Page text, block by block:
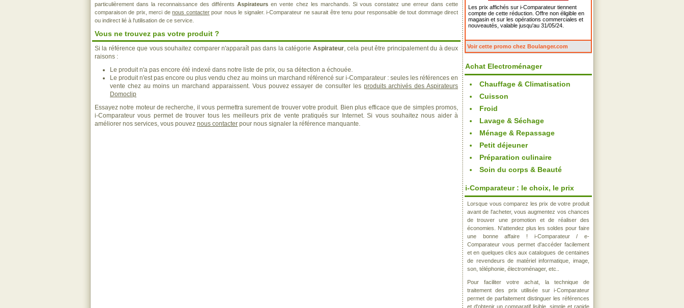
particulièrement dans la reconnaissance des différentsAspirateurs en vente chez les marchands. Si vous constatez une erreur dans cette
comparaison de prix, merci denous contacterpour nous le signaler. i-Comparateur ne saurait être tenu pour responsable de tout dommage direct
ou indirect lié à l'utilisation de ce service.
Vous ne trouvez pas votre produit ?
Si la référence que vous souhaitez comparer n'apparaît pas dans la catégorie Aspirateur, cela peut être principalement du à deux
raisons :
Le produit n'a pas encore été indexé dans notre liste de prix, ou sa détection a échouée.
Le produit n'est pas encore ou plus vendu chez au moins un marchand référencé sur i-Comparateur : seules les références en
vente chez au moins un marchand apparaissent. Vous pouvez essayer de consulter les produits archivés des Aspirateurs
Domoclip
Essayez notre moteur de recherche, il vous permettra surement de trouver votre produit. Bien plus efficace que de simples promos,
i-Comparateur vous permet de trouver tous les meilleurs prix de vente pratiqués sur Internet. Si vous souhaitez nous aider à
améliorer nos services, vous pouvez nous contacter pour nous signaler la référence manquante.
Les prix affichés sur i-Comparateur tiennent
compte de cette réduction. Offre non éligible en
magasin et sur les opérations commerciales et
nouveautés, valable jusqu'au 31/05/24.
Voir cette promo chez Boulanger.com
Achat Electroménager
Chauffage & Climatisation
Cuisson
Froid
Lavage & Séchage
Ménage & Repassage
Petit déjeuner
Préparation culinaire
Soin du corps & Beauté
i-Comparateur : le choix, le prix
Lorsque vous comparez les prix de votre produit
avant de l'acheter, vous augmentez vos chances
de trouver une promotion et de réaliser des
économies. N'attendez plus les soldes pour faire
une bonne affaire ! i-Comparateur / e-
Comparateur vous permet d'accéder facilement
et en quelques clics aux catalogues de centaines
de revendeurs de matériel informatique, image,
son, téléphonie, électroménager, etc..
Pour faciliter votre achat, la technique de
traitement des prix utilisée sur i-Comparateur
permet de parfaitement distinguer les références
et d'obtenir un comparatif lisible, simple et rapide